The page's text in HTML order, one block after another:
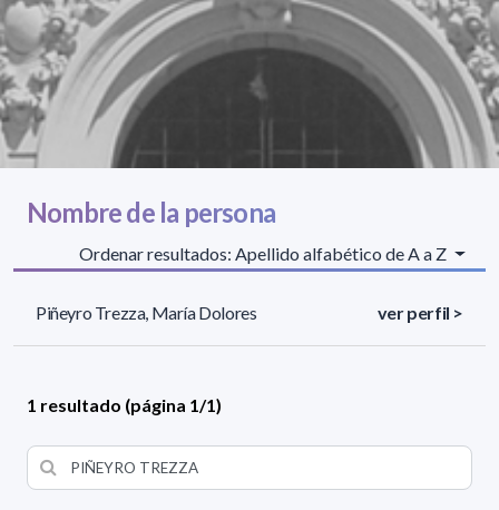
Nombre de la persona
Ordenar resultados: Apellido alfabético de A a Z
Piñeyro Trezza, María Dolores ver perfil >
1 resultado (página 1/1)